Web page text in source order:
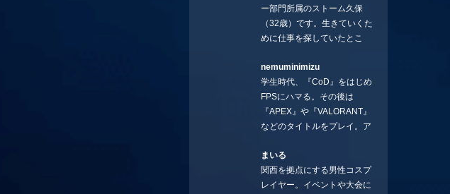
ー部門所属のストーム久保
（32歳）です。生きていくた
めに仕事を探していたとこ
コラムを連載させてもらえる
ことになりました。言いたい
ことを言っていきます。X：
https://x.com/stormKUBO
YouTube：
rmKUBO
nemuminimizu
学生時代、『CoD』をはじめ
FPSにハマる。その後は
『APEX』や『VALORANT』
などのタイトルをプレイ。ア
BGMなどを手掛ける作曲家と
フリーランスのライターの二
足の草鞋を履いて幅広く活動
まいる
関西を拠点にする男性コスプ
レイヤー。イベントや大会に